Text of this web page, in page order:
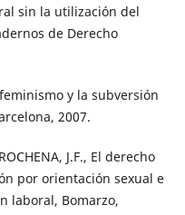
sin la utilización del
de Derecho
y la subversión
2007.
J.F., El derecho
por orientación sexual e
laboral, Bomarzo,